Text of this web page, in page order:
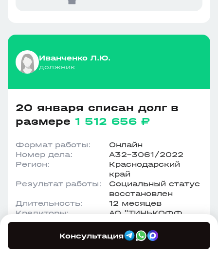
Иванченко Л.Ю.
должник
20 января списан долг в
размере 1 512 656 ₽
Формат работы:
Онлайн
Номер дела:
А32-3061/2022
Регион:
Краснодарский
край
Результат работы:
Социальный статус
восстановлен
Длительность:
12 месяцев
Кредиторы:
АО "ТИНЬКОФФ
БАНК", ООО
"АГРОХОЛДИНГ",
ООО ТРАСТ, ПАО
"Сбербанк"
Консультация